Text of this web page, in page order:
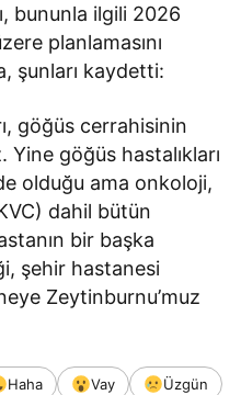
bununla ilgili 2026
planlamasını
şunları kaydetti:
göğüs cerrahisinin
göğüs hastalıkları
olduğu ama onkoloji,
dahil bütün
bir başka
şehir hastanesi
Zeytinburnu’muz
Haha Vay
Üzgün